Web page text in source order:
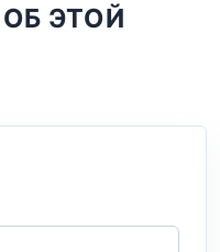
ЭТОЙ